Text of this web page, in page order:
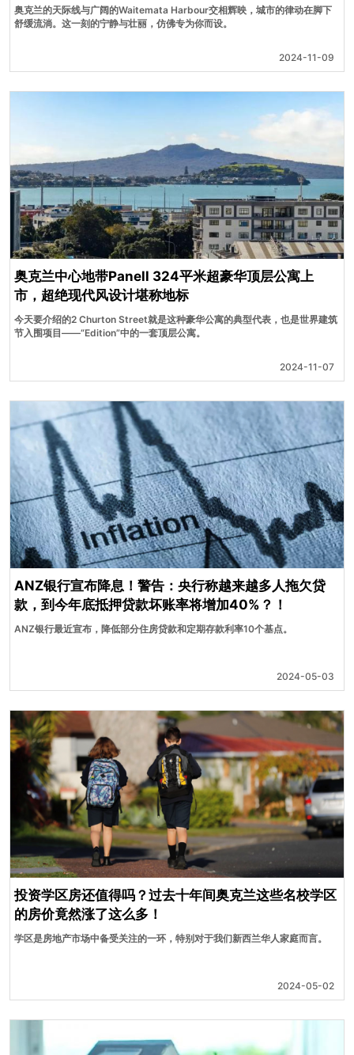
奥克兰的天际线与广阔的Waitemata Harbour交相辉映，城市的律动在脚下
舒缓流淌。这一刻的宁静与壮丽，仿佛专为你而设。
2024-11-09
奥克兰中心地带Panell 324平米超豪华顶层公寓上
市，超绝现代风设计堪称地标
今天要介绍的2 Churton Street就是这种豪华公寓的典型代表，也是世界建筑
节入围项目——“Edition”中的一套顶层公寓。
2024-11-07
ANZ银行宣布降息！警告：央行称越来越多人拖欠贷
款，到今年底抵押贷款坏账率将增加40%？！
ANZ银行最近宣布，降低部分住房贷款和定期存款利率10个基点。
2024-05-03
投资学区房还值得吗？过去十年间奥克兰这些名校学区
的房价竟然涨了这么多！
学区是房地产市场中备受关注的一环，特别对于我们新西兰华人家庭而言。
2024-05-02